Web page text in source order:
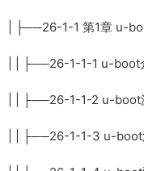
| ├──26-1-1 第1章 u-
| | ├──26-1-1-1 u-boot
| | ├──26-1-1-2 u-boot
| | ├──26-1-1-3 u-boot